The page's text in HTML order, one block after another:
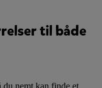
til både
du nemt kan finde et